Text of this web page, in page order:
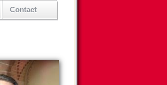
Contact